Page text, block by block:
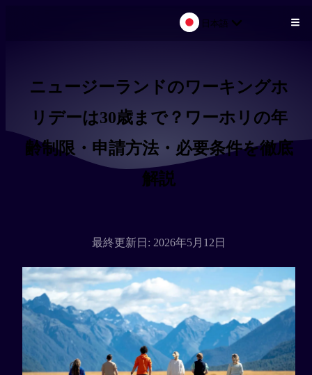
日本語
ニュージーランドのワーキングホ
リデーは30歳まで？ワーホリの年
齢制限・申請方法・必要条件を徹底
解説
最終更新日: 2026年5月12日